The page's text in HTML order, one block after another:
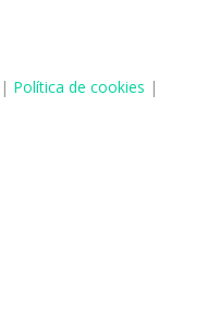
| Política de cookies |